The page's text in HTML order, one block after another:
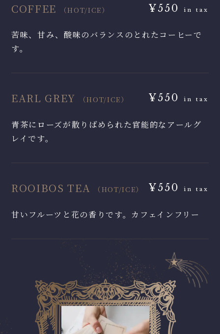
COFFEE （HOT/ICE） ¥550in tax
苦味、甘み、酸味のバランスのとれたコーヒーで
す。
EARL GREY （HOT/ICE） ¥550in tax
青茶にローズが散りばめられた官能的なアールグ
レイです。
ROOIBOS TEA （HOT/ICE） ¥550in tax
甘いフルーツと花の香りです。カフェインフリー